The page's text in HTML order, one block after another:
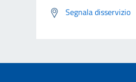
Segnala disservizio